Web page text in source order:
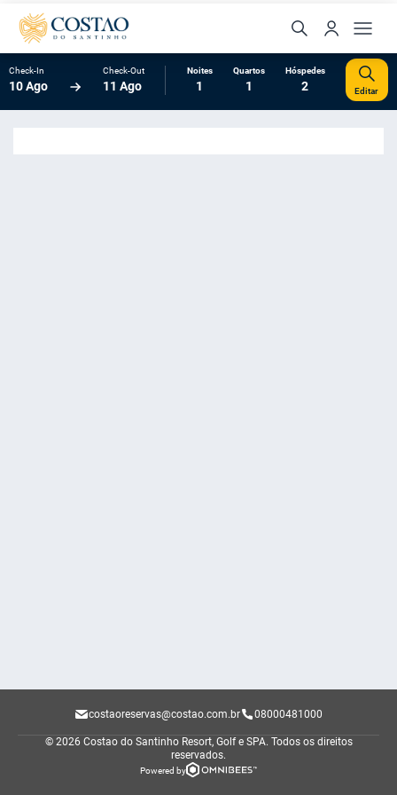
Check-In
10 Ago
Check-Out
11 Ago
Noites
1
Quartos
1
Hóspedes
2 Editar
costaoreservas@costao.com.br 08000481000
© 2026 Costao do Santinho Resort, Golf e SPA. Todos os direitos
reservados.
Powered by